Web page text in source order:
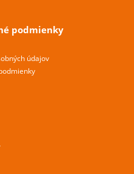
podmienky
údajov